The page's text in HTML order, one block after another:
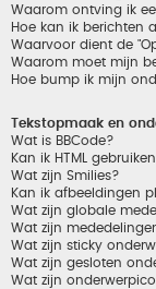
Waarom ontving ik
Hoe kan ik berichten
Waarvoor dient de
Waarom moet mijn
Hoe bump ik mijn
Tekstopmaak en
Wat is BBCode?
Kan ik HTML
Wat zijn Smilies?
Kan ik afbeeldingen
Wat zijn globale
Wat zijn
Wat zijn sticky
Wat zijn gesloten
Wat zijn